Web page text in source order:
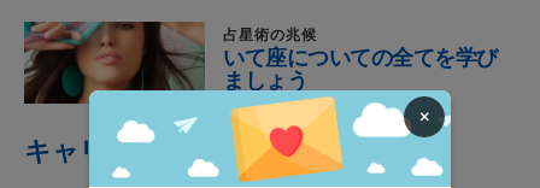
占星術の兆候
いて座についての全てを学び
ましょう
キャリア / 財政
×